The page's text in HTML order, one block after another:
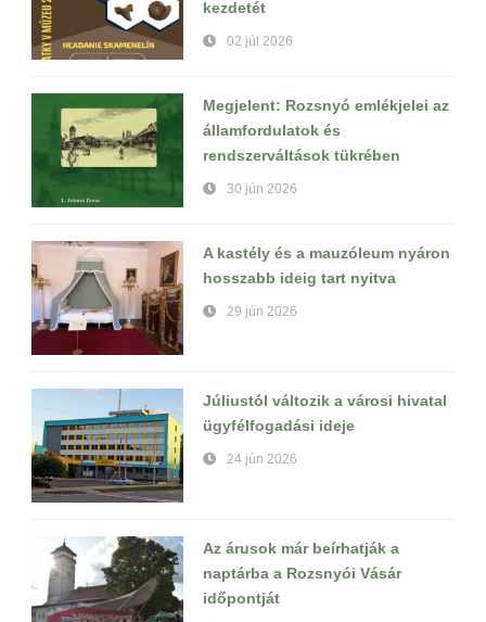
kezdetét
02 júl 2026
Megjelent: Rozsnyó emlékjelei az
államfordulatok és
rendszerváltások tükrében
30 jún 2026
A kastély és a mauzóleum nyáron
hosszabb ideig tart nyitva
29 jún 2026
Júliustól változik a városi hivatal
ügyfélfogadási ideje
24 jún 2026
Az árusok már beírhatják a
naptárba a Rozsnyói Vásár
időpontját